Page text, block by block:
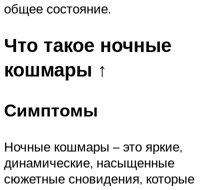
общее состояние.
Что такое ночные
кошмары ↑
Симптомы
Ночные кошмары – это яркие,
динамические, насыщенные
сюжетные сновидения, которые